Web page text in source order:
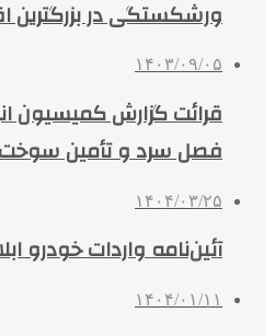
ورشکستگی در بزرگترین
۱۴۰۳/۰۹/۰۵
قرائت گزارش کمیسیون
فصل سرد و تأمین سوخت
۱۴۰۴/۰۳/۲۵
آئین‌نامه واردات خودرو
۱۴۰۴/۰۱/۱۱